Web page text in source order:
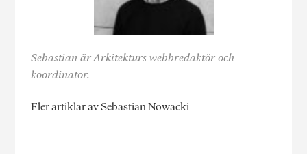
Sebastian är Arkitekturs webbredaktör och
koordinator.
Fler artiklar av Sebastian Nowacki